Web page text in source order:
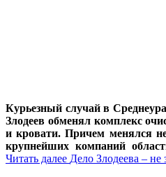
Курьезный случай в
Злодеев обменял комплекс
и кровати. Причем менялся
крупнейших компаний
Читать далее Дело Злодеева – не